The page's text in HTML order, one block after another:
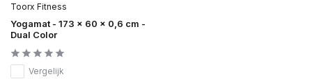
Toorx Fitness
Yogamat - 173 x 60 x 0,6 cm -
Dual Color
Vergelijk